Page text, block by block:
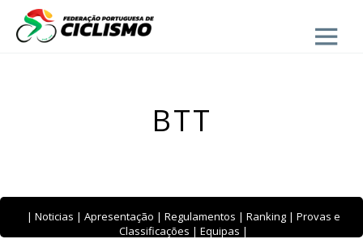
Close
BTT
| Noticias | Apresentação | Regulamentos | Ranking | Provas e
Classificações | Equipas |